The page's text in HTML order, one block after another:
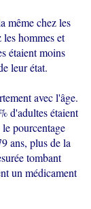
même chez les
les hommes et
étaient moins
leur état.
avec l'âge.
d'adultes étaient
pourcentage
ans, plus de la
tombant
un médicament